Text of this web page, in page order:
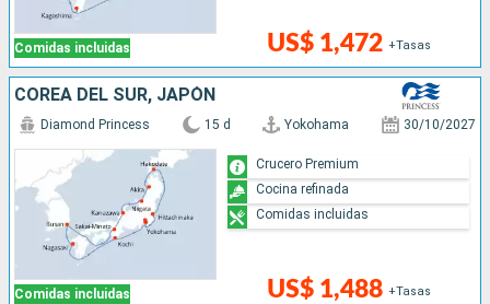
Comidas incluidas US$ 1,472 +Tasas
COREA DEL SUR, JAPÓN
Comidas incluidas
Diamond Princess 15 d Yokohama 30/10/2027
US$ 1,488 +Tasas
Crucero Premium
Cocina refinada
Comidas incluidas